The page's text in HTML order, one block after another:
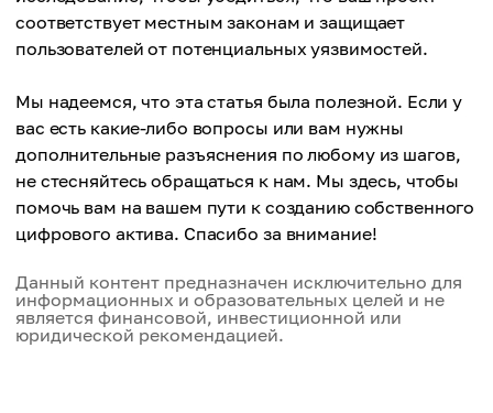
соответствует местным законам и защищает
пользователей от потенциальных уязвимостей.
Мы надеемся, что эта статья была полезной. Если у
вас есть какие-либо вопросы или вам нужны
дополнительные разъяснения по любому из шагов,
не стесняйтесь обращаться к нам. Мы здесь, чтобы
помочь вам на вашем пути к созданию собственного
цифрового актива. Спасибо за внимание!
Данный контент предназначен исключительно для
информационных и образовательных целей и не
является финансовой, инвестиционной или
юридической рекомендацией.